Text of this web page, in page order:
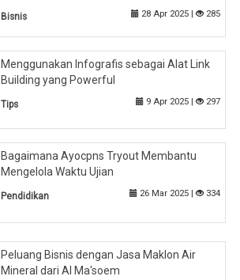
Bisnis 28 Apr 2025 | 285
Menggunakan Infografis sebagai Alat Link
Building yang Powerful
Tips 9 Apr 2025 | 297
Bagaimana Ayocpns Tryout Membantu
Mengelola Waktu Ujian
Pendidikan 26 Mar 2025 | 334
Peluang Bisnis dengan Jasa Maklon Air
Mineral dari Al Ma'soem